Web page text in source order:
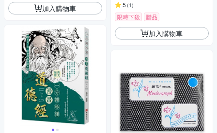
加入購物車
5 (1)
限時下殺 贈品
加入購物車